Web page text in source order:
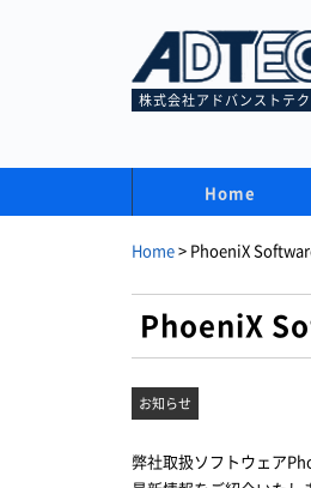
株式会社アドバンストテ
Home
Home > PhoeniX
PhoeniX
お知らせ
弊社取扱ソフトウェア